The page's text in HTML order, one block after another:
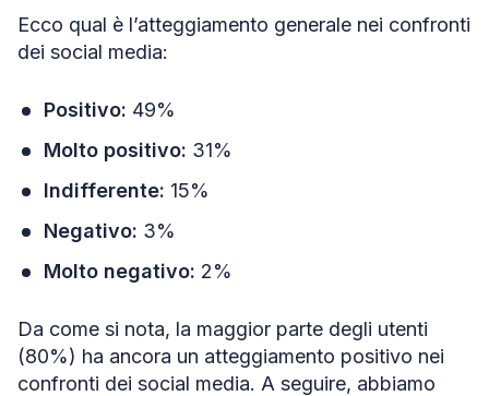
Ecco qual è l’atteggiamento generale nei confronti
dei social media:
Positivo: 49%
Molto positivo: 31%
Indifferente: 15%
Negativo: 3%
Molto negativo: 2%
Da come si nota, la maggior parte degli utenti
(80%) ha ancora un atteggiamento positivo nei
confronti dei social media. A seguire, abbiamo